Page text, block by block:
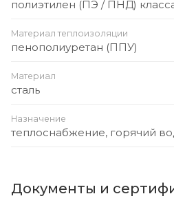
полиэтилен (ПЭ / ПНД)
Материал теплоизоляции
пенополиуретан (ППУ)
Материал
сталь
Назначение
теплоснабжение, горячий
Документы и